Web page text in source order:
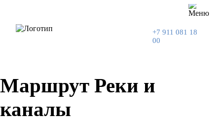
+7 911 081 18
00
Маршрут Реки и
каналы